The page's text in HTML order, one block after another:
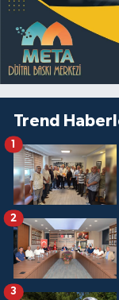
Trend
1
2
3